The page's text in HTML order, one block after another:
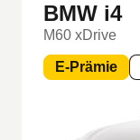
BMW i4
M60 xDrive
E-Prämie